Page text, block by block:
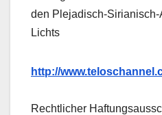
den Plejadisch-
Lichts
http://
Rechtlicher